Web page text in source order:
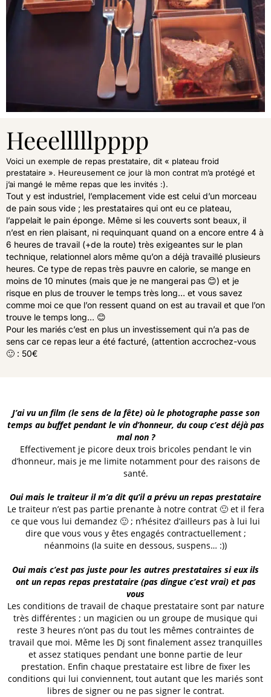
Heeelllllpppp
Voici un exemple de repas prestataire, dit « plateau froid
prestataire ». Heureusement ce jour là mon contrat m’a protégé et
j’ai mangé le même repas que les invités :).
Tout y est industriel, l’emplacement vide est celui d’un morceau
de pain sous vide ; les prestataires qui ont eu ce plateau,
l’appelait le pain éponge. Même si les couverts sont beaux, il
n’est en rien plaisant, ni requinquant quand on a encore entre 4 à
6 heures de travail (+de la route) très exigeantes sur le plan
technique, relationnel alors même qu’on a déjà travaillé plusieurs
heures. Ce type de repas très pauvre en calorie, se mange en
moins de 10 minutes (mais que je ne mangerai pas 😊) et je
risque en plus de trouver le temps très long… et vous savez
comme moi ce que l’on ressent quand on est au travail et que l’on
trouve le temps long… 😊
Pour les mariés c’est en plus un investissement qui n’a pas de
sens car ce repas leur a été facturé, (attention accrochez-vous
🙂 : 50€
J’ai vu un film (le sens de la fête) où le photographe passe son
temps au buffet pendant le vin d’honneur, du coup c’est déjà pas
mal non ?
Effectivement je picore deux trois bricoles pendant le vin
d’honneur, mais je me limite notamment pour des raisons de
santé.
Oui mais le traiteur il m’a dit qu’il a prévu un repas prestataire
Le traiteur n’est pas partie prenante à notre contrat 🙂 et il fera
ce que vous lui demandez 🙂 ; n’hésitez d’ailleurs pas à lui lui
dire que vous vous y êtes engagés contractuellement ;
néanmoins (la suite en dessous, suspens… :))
Oui mais c’est pas juste pour les autres prestataires si eux ils
ont un repas repas prestataire (pas dingue c’est vrai) et pas
vous
Les conditions de travail de chaque prestataire sont par nature
très différentes ; un magicien ou un groupe de musique qui
reste 3 heures n’ont pas du tout les mêmes contraintes de
travail que moi. Même les Dj sont finalement assez tranquilles
et assez statiques pendant une bonne partie de leur
prestation. Enfin chaque prestataire est libre de fixer les
conditions qui lui conviennent, tout autant que les mariés sont
libres de signer ou ne pas signer le contrat.